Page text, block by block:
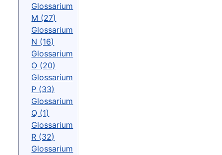
Glossarium
M (27)
Glossarium
N (16)
Glossarium
O (20)
Glossarium
P (33)
Glossarium
Q (1)
Glossarium
R (32)
Glossarium